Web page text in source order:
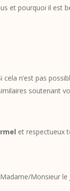
et pourquoi il est
n’est pas
soutenant
et respectueux
Monsieur le